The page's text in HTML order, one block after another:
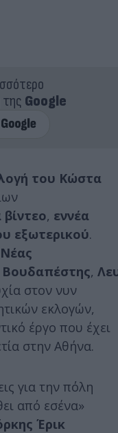
Google
του Κώστα
, εννέα
εξωτερικού.
Βουδαπέστης,
στον νυν
εκλογών,
έργο που έχει
στην Αθήνα.
για την πόλη
από εσένα»
Έρικ